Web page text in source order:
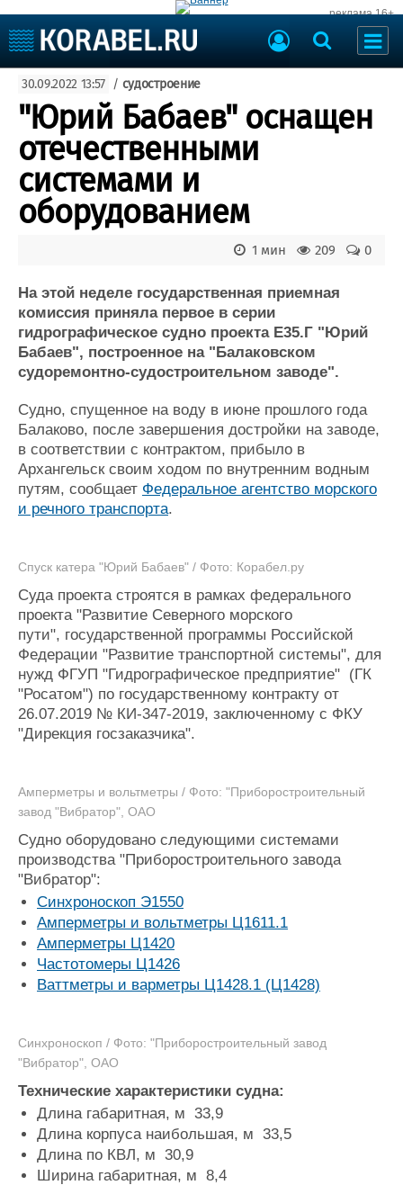
реклама 16+
Судоходство
Судоремонт
События
Пресс-релизы
Порты
ВМФ
Образование
Яхты и катера
Еще
Пульс
Новости
Компании
Репутация
Работа
Журнал
Реклама
Доска объявлений
Продажа флота
Оборудование
Изделия
Материалы
Конференции
Выставки и семинары
Словарь
Флот
Отзывы
30.09.2022 13:57 / судостроение
"Юрий Бабаев" оснащен
отечественными
системами и
оборудованием
0
209
1 мин
На этой неделе государственная приемная
комиссия приняла первое в серии
гидрографическое судно проекта Е35.Г "Юрий
Бабаев", построенное на "Балаковском
судоремонтно-судостроительном заводе".
Судно, спущенное на воду в июне прошлого года
Балаково, после завершения достройки на заводе,
в соответствии с контрактом, прибыло в
Архангельск своим ходом по внутренним водным
путям, сообщает Федеральное агентство морского
и речного транспорта.
Спуск катера "Юрий Бабаев" / Фото: Корабел.ру
Суда проекта строятся в рамках федерального
проекта "Развитие Северного морского
пути", государственной программы Российской
Федерации "Развитие транспортной системы", для
нужд ФГУП "Гидрографическое предприятие" (ГК
"Росатом") по государственному контракту от
26.07.2019 № КИ-347-2019, заключенному с ФКУ
"Дирекция госзаказчика".
Амперметры и вольтметры / Фото: "Приборостроительный
завод "Вибратор", ОАО
Судно оборудовано следующими системами
производства "Приборостроительного завода
"Вибратор":
Синхроноскоп Э1550
Амперметры и вольтметры Ц1611.1
Амперметры Ц1420
Частотомеры Ц1426
Ваттметры и варметры Ц1428.1 (Ц1428)
Синхроноскоп / Фото: "Приборостроительный завод
"Вибратор", ОАО
Технические характеристики судна:
Длина габаритная, м 33,9
Длина корпуса наибольшая, м 33,5
Длина по КВЛ, м 30,9
Ширина габаритная, м 8,4